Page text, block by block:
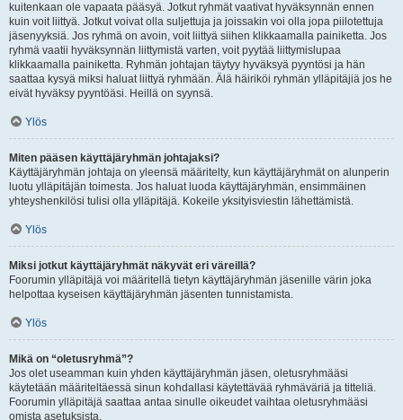
kuitenkaan ole vapaata pääsyä. Jotkut ryhmät vaativat hyväksynnän ennen
kuin voit liittyä. Jotkut voivat olla suljettuja ja joissakin voi olla jopa piilotettuja
jäsenyyksiä. Jos ryhmä on avoin, voit liittyä siihen klikkaamalla painiketta. Jos
ryhmä vaatii hyväksynnän liittymistä varten, voit pyytää liittymislupaa
klikkaamalla painiketta. Ryhmän johtajan täytyy hyväksyä pyyntösi ja hän
saattaa kysyä miksi haluat liittyä ryhmään. Älä häiriköi ryhmän ylläpitäjiä jos he
eivät hyväksy pyyntöäsi. Heillä on syynsä.
Ylös
Miten pääsen käyttäjäryhmän johtajaksi?
Käyttäjäryhmän johtaja on yleensä määritelty, kun käyttäjäryhmät on alunperin
luotu ylläpitäjän toimesta. Jos haluat luoda käyttäjäryhmän, ensimmäinen
yhteyshenkilösi tulisi olla ylläpitäjä. Kokeile yksityisviestin lähettämistä.
Ylös
Miksi jotkut käyttäjäryhmät näkyvät eri väreillä?
Foorumin ylläpitäjä voi määritellä tietyn käyttäjäryhmän jäsenille värin joka
helpottaa kyseisen käyttäjäryhmän jäsenten tunnistamista.
Ylös
Mikä on “oletusryhmä”?
Jos olet useamman kuin yhden käyttäjäryhmän jäsen, oletusryhmääsi
käytetään määriteltäessä sinun kohdallasi käytettävää ryhmäväriä ja titteliä.
Foorumin ylläpitäjä saattaa antaa sinulle oikeudet vaihtaa oletusryhmääsi
omista asetuksista.